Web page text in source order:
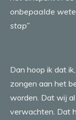
onbepaalde
stap”
Dan hoop ik dat
zongen aan het
worden. Dat wij
verwachten. Dat